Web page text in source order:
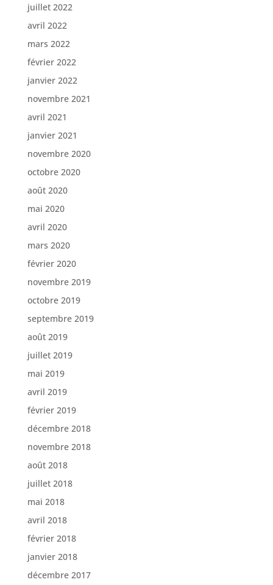
juillet 2022
avril 2022
mars 2022
février 2022
janvier 2022
novembre 2021
avril 2021
janvier 2021
novembre 2020
octobre 2020
août 2020
mai 2020
avril 2020
mars 2020
février 2020
novembre 2019
octobre 2019
septembre 2019
août 2019
juillet 2019
mai 2019
avril 2019
février 2019
décembre 2018
novembre 2018
août 2018
juillet 2018
mai 2018
avril 2018
février 2018
janvier 2018
décembre 2017